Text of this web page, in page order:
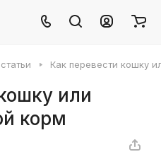
Как перевести кошку
или
корм